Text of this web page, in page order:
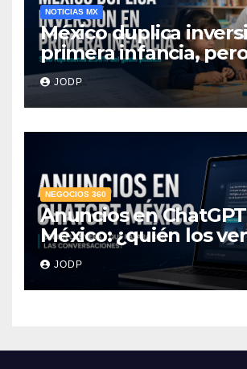
NOTICIAS MX
México duplica
primera infancia,
destina 2.53% del
público
JODP
NEGOCIOS 360
Anuncios en ChatGPT
México: ¿quién los
pasará con las
conversaciones?
JODP